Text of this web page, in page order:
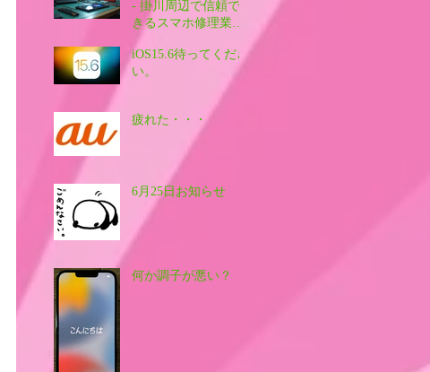
- 掛川周辺で信頼で
きるスマホ修理業者
を探す方法
iOS15.6待ってくださ
い。
疲れた・・・
6月25日お知らせ
何か調子が悪い？